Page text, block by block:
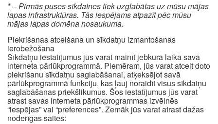
* – Pirmās puses sīkdatnes tiek uzglabātas uz mūsu mājas
lapas infrastruktūras. Tās iespējams atpazīt pēc mūsu
mājas lapas domēna nosaukuma.
Piekrišanas atcelšana un sīkdatņu izmantošanas
ierobežošana
Sīkdatņu iestatījumus jūs varat mainīt jebkurā laikā savā
interneta pārlūkprogrammā. Piemēram, jūs varat atcelt doto
piekrišanu sīkdatņu saglabāšanai, atķeksējot savā
pārlūkprogrammā funkciju, kas ļauj noraidīt visus sīkdatņu
saglabāšanas priekšlikumus. Šos iestatījumus jūs varat
atrast savas interneta pārlūkprogrammas izvēlnēs
“iespējas” vai “preferences”. Zemāk jūs varat atrast dažas
noderīgas saites: